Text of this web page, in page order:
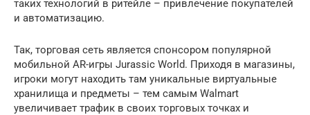
таких технологий в ритейле – привлечение покупателей
и автоматизацию.
Так, торговая сеть является спонсором популярной
мобильной AR-игры Jurassic World. Приходя в магазины,
игроки могут находить там уникальные виртуальные
хранилища и предметы – тем самым Walmart
увеличивает трафик в своих торговых точках и